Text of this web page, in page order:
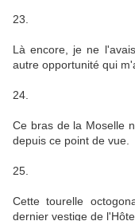
23.
Là encore, je ne
autre opportunité qui
24.
Ce bras de la Moselle
depuis ce point de vue.
25.
Cette tourelle
dernier vestige de